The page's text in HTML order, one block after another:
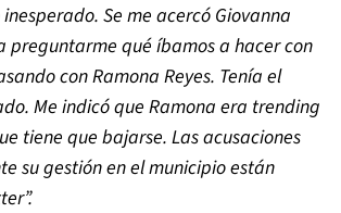
Se me acercó Giovanna
preguntarme qué íbamos a hacer con
con Ramona Reyes. Tenía el
Me indicó que Ramona era trending
tiene que bajarse. Las acusaciones
su gestión en el municipio están
”.